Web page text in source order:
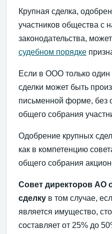
Крупная сделка,
участников общества с
законодательства,
судебном порядке
Если в ООО только один
сделки может быть
письменной форме, без
общего собрания
Одобрение крупных
как в компетенцию
общего собрания
Совет директоров АО
сделку в том случае,
является имущество,
составляет от 25% до